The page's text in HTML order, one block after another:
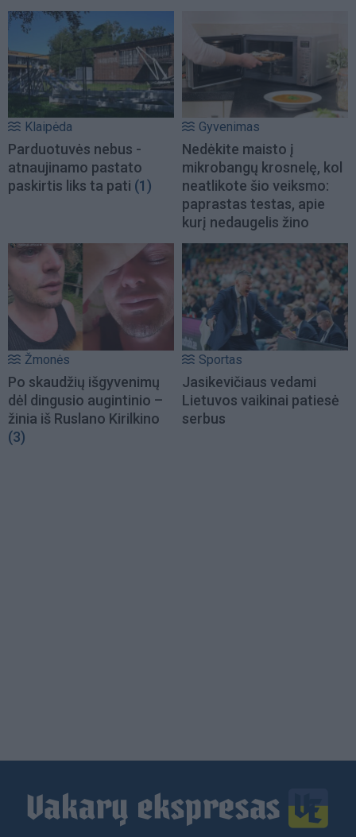
Klaipėda
Parduotuvės nebus -
atnaujinamo pastato
paskirtis liks ta pati (1)
Gyvenimas
Nedėkite maisto į
mikrobangų krosnelę, kol
neatlikote šio veiksmo:
paprastas testas, apie
kurį nedaugelis žino
Žmonės
Po skaudžių išgyvenimų
dėl dingusio augintinio –
žinia iš Ruslano Kirilkino
(3)
Sportas
Jasikevičiaus vedami
Lietuvos vaikinai patiesė
serbus